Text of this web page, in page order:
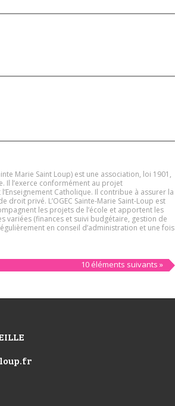
Marie Saint Loup) est une association, loi 1901,
Il l’exerce conformément au projet
Catholique. Il contribue à assurer la
privé. L’OGEC Sainte-Marie Saint-Loup est
les projets de l’école et apportent les
variées (finances et suivi budgétaire, gestion de
en conseil d’administration et une fois
10 éléments suivants »